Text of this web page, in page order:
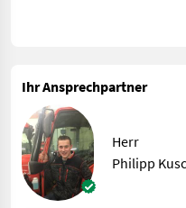
Ihr Ansprechpartner
Herr
Philipp